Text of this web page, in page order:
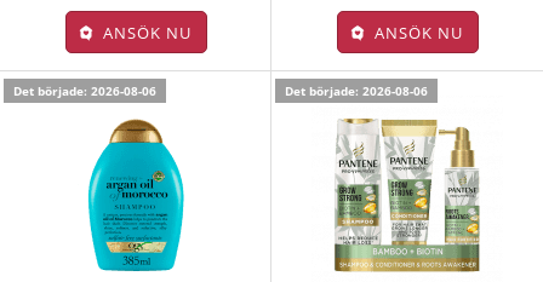
ANSÖK NU ANSÖK NU
Det började: 2026-08-06 Det började: 2026-08-06